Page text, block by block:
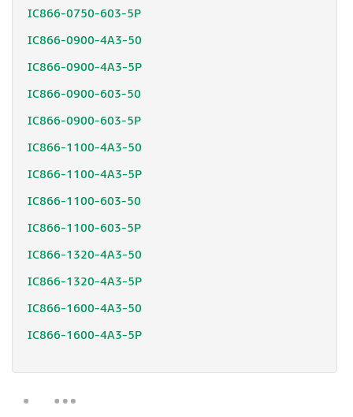
IC866-0750-603-5P
IC866-0900-4A3-50
IC866-0900-4A3-5P
IC866-0900-603-50
IC866-0900-603-5P
IC866-1100-4A3-50
IC866-1100-4A3-5P
IC866-1100-603-50
IC866-1100-603-5P
IC866-1320-4A3-50
IC866-1320-4A3-5P
IC866-1600-4A3-50
IC866-1600-4A3-5P